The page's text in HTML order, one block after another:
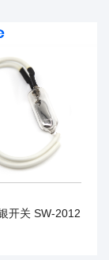
开关 SW-2012